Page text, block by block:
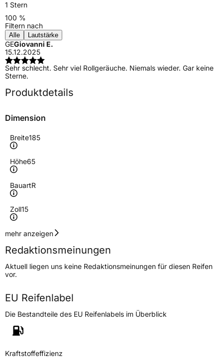
1 Stern
100 %
Filtern nach
Alle Lautstärke
GEGiovanni E.
15.12.2025
Sehr schlecht. Sehr viel Rollgeräuche. Niemals wieder. Gar keine
Sterne.
Produktdetails
Dimension
Breite185
Höhe65
BauartR
Zoll15
Geschwindigkeitsindex
Höchstgeschwindigkeit
190 km/h
Lastindex88
Höchstlast560 kg
Generelle Merkmale
Fahrzeugtyp
VerwendungWinterreifen
mehr anzeigen
Redaktionsmeinungen
Aktuell liegen uns keine Redaktionsmeinungen für diesen Reifen
vor.
EU Reifenlabel
Die Bestandteile des EU Reifenlabels im Überblick
Kraftstoffeffizienz